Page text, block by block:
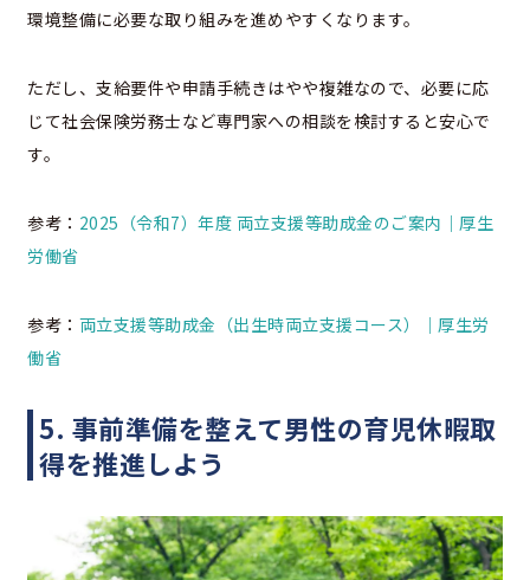
環境整備に必要な取り組みを進めやすくなります。
ただし、支給要件や申請手続きはやや複雑なので、必要に応
じて社会保険労務士など専門家への相談を検討すると安心で
す。
参考： 2025（令和7）年度 両立支援等助成金のご案内｜厚生
労働省
参考： 両立支援等助成金（出生時両立支援コース）｜厚生労
働省
5. 事前準備を整えて男性の育児休暇取
得を推進しよう